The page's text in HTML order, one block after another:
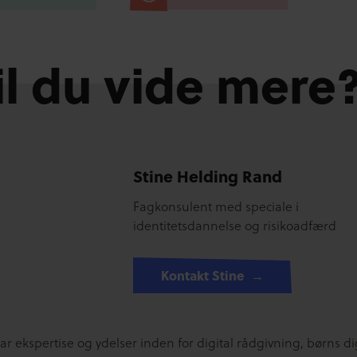
du vide
Stine Helding Rand
Fagkonsulent med speciale i
identitetsdannelse og risikoadfærd
Kontakt Stine
ekspertise og ydelser inden for digital rådgivning, børns